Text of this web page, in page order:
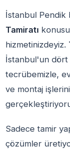
İstanbul
Tamiratı
hizmetinizdeyiz.
İstanbul'un dört
tecrübemizle,
ve montaj
Sadece tamir
çözümler